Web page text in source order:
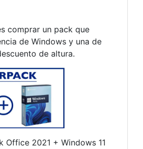
comprar un pack que
de Windows y una de
de altura.
Office 2021 + Windows 11